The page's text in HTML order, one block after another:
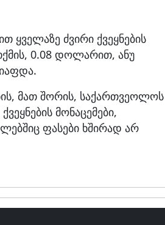
ყველაზე ძვირი ქვეყნების
0.08 დოლარით, ანუ
მათ შორის, საქართვეოლოს
მონაცემები,
ფასები ხშირად არ